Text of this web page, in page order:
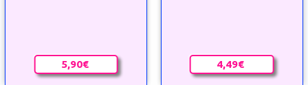
5,90€ 4,49€